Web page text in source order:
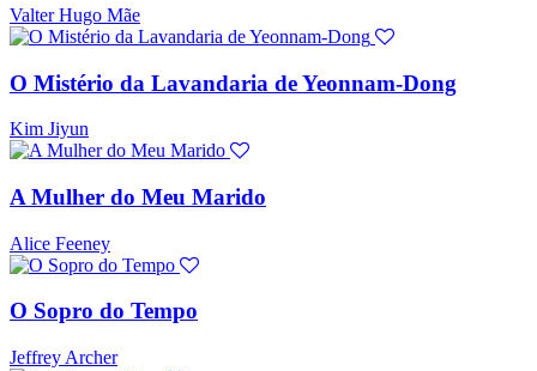
Valter Hugo Mãe
O Mistério da Lavandaria de Yeonnam-Dong
Kim Jiyun
A Mulher do Meu Marido
Alice Feeney
O Sopro do Tempo
Jeffrey Archer